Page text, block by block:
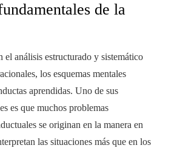
de la
el análisis estructurado y sistemático
los esquemas mentales
aprendidas. Uno de sus
es que muchos problemas
se originan en la manera en
las situaciones más que en los